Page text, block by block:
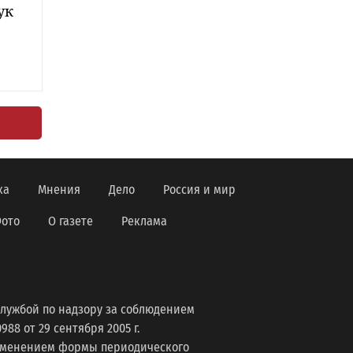
Мнения Дело Россия и мир
О газете Реклама
по надзору за соблюдением
от 29 сентября 2005 г.
формы периодического